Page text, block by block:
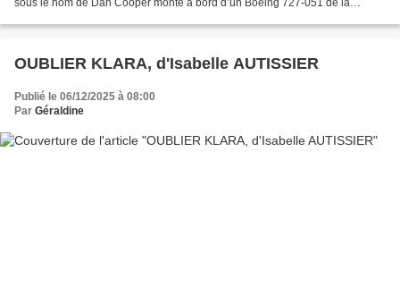
OUBLIER KLARA, d'Isabelle AUTISSIER
Publié le 06/12/2025 à 08:00
Par Géraldine